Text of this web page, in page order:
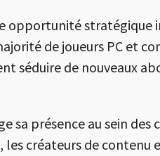
opportunité
de joueurs PC et
séduire de nouveaux
présence au sein
les créateurs de